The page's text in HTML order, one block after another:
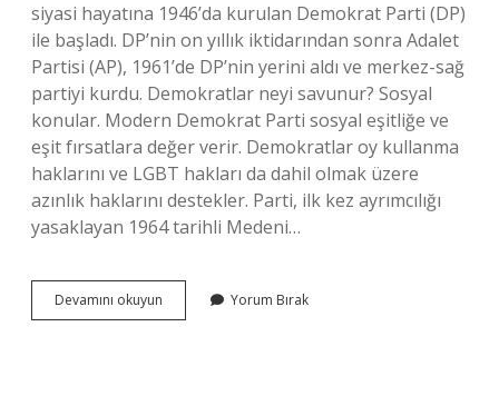
siyasi hayatına 1946’da kurulan Demokrat Parti (DP)
ile başladı. DP’nin on yıllık iktidarından sonra Adalet
Partisi (AP), 1961’de DP’nin yerini aldı ve merkez-sağ
partiyi kurdu. Demokratlar neyi savunur? Sosyal
konular. Modern Demokrat Parti sosyal eşitliğe ve
eşit fırsatlara değer verir. Demokratlar oy kullanma
haklarını ve LGBT hakları da dahil olmak üzere
azınlık haklarını destekler. Parti, ilk kez ayrımcılığı
yasaklayan 1964 tarihli Medeni…
Devamını okuyun Demokrat
Parti
Yorum Bırak